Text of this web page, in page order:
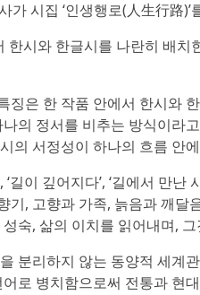
가 시집 ‘인생행로(人生行路)’
시와 한글시를 나란히 배치
징은 한 작품 안에서 한시
의 정서를 비추는 방식이라
의 서정성이 하나의 흐름 안
‘길이 깊어지다’, ‘길에서 만
기, 고향과 가족, 늙음과 깨
숙, 삶의 이치를 읽어내며,
분리하지 않는 동양적 세계
로 병치함으로써 전통과 현